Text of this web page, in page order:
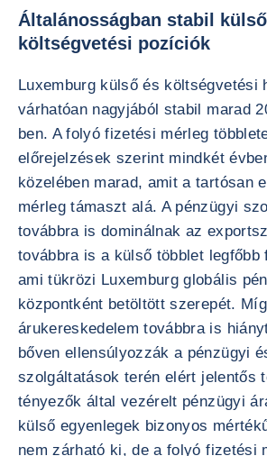
Általánosságban stabil
költségvetési pozíciók
Luxemburg külső és költségvetési
várhatóan nagyjából stabil marad
ben. A folyó fizetési mérleg
előrejelzések szerint mindkét
közelében marad, amit a tartósan
mérleg támaszt alá. A pénzügyi
továbbra is dominálnak az
továbbra is a külső többlet legfőbb
ami tükrözi Luxemburg globális
központként betöltött szerepét.
árukereskedelem továbbra is
bőven ellensúlyozzák a pénzügyi
szolgáltatások terén elért jelentős
tényezők által vezérelt pénzügyi
külső egyenlegek bizonyos
nem zárható ki, de a folyó fizetési